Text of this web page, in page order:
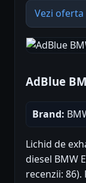
Vezi oferta
AdBlue
Brand:
Lichid de
diesel BMW
recenzii: 86).